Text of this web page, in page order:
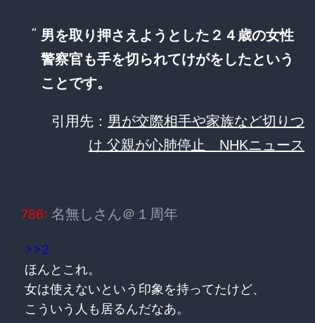
男を取り押さえようとした２４歳の女性
警察官も手を切られてけがをしたという
ことです。
引用先： 男が交際相手や家族など切りつ
け 父親が心肺停止 NHKニュース
786: 名無しさん＠１周年
>>2
ほんとこれ。
女は使えないという印象を持ってたけど、
こういう人も居るんだなあ。